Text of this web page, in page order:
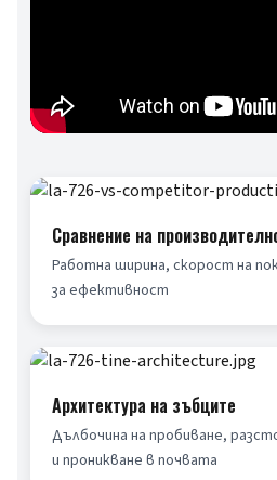
Сравнение на
Работна ширина, скорост на
за ефективност
Архитектура на зъбците
Дълбочина на пробиване,
и проникване в почвата